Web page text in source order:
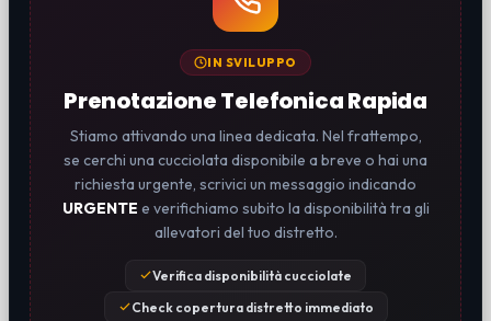
IN SVILUPPO
Prenotazione Telefonica Rapida
Stiamo attivando una linea dedicata. Nel frattempo,
se cerchi una cucciolata disponibile a breve o hai una
richiesta urgente, scrivici un messaggio indicando
URGENTE e verifichiamo subito la disponibilità tra gli
allevatori del tuo distretto.
Verifica disponibilità cucciolate
Check copertura distretto immediato